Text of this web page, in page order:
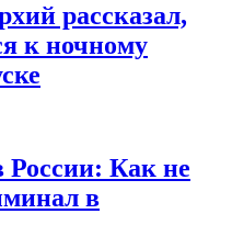
рассказал,
к ночному
России: Как не
в